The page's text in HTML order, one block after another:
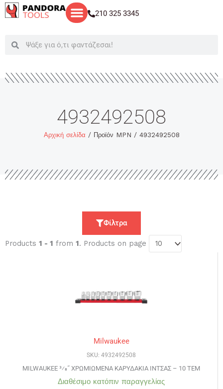
Μετάβαση
στο
210 325 3345
SearchSearch
4932492508
Αρχική σελίδα / Προϊόν MPN / 4932492508
Φίλτρα
Products 1 - 1 from 1. Products on page
Milwaukee
SKU: 4932492508
MILWAUKEE 3⁄8˝ ΧΡΩΜΙΩΜΕΝΑ ΚΑΡΥΔΑΚΙΑ ΙΝΤΣΑΣ – 10 ΤΕΜ
Διαθέσιμο κατόπιν παραγγελίας